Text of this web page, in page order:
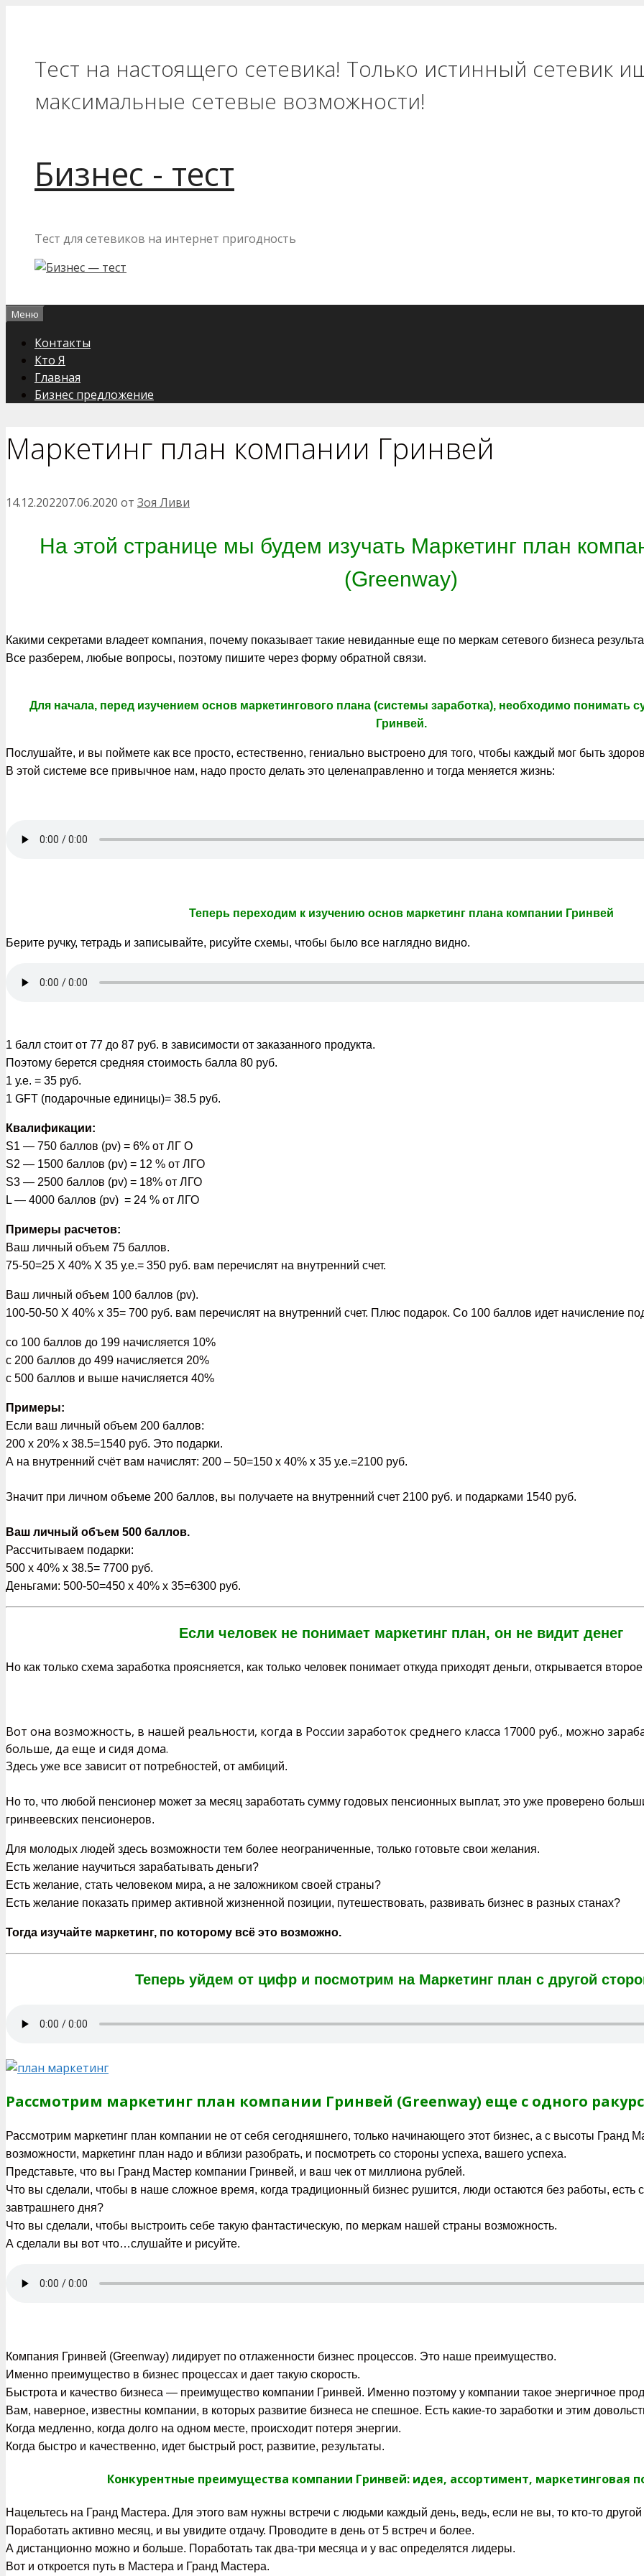
Тест на настоящего сетевика! Только истинный сетевик
максимальные сетевые возможности!
Бизнес - тест
Тест для сетевиков на интернет пригодность
Меню
Контакты
Кто Я
Главная
Бизнес предложение
Маркетинг план компании Гринвей
14.12.202207.06.2020 от Зоя Ливи
На этой странице мы будем изучать Маркетинг план
(Greenway)
Какими секретами владеет компания, почему показывает такие невиданные еще по меркам сетевого бизнеса
Все разберем, любые вопросы, поэтому пишите через форму обратной связи.
Для начала, перед изучением основ маркетингового плана (системы заработка), необходимо понимать
Гринвей.
Послушайте, и вы поймете как все просто, естественно, гениально выстроено для того, чтобы каждый мог быть
В этой системе все привычное нам, надо просто делать это целенаправленно и тогда меняется жизнь:
Теперь переходим к изучению основ маркетинг плана компании Гринвей
Берите ручку, тетрадь и записывайте, рисуйте схемы, чтобы было все наглядно видно.
1 балл стоит от 77 до 87 руб. в зависимости от заказанного продукта.
Поэтому берется средняя стоимость балла 80 руб.
1 у.е. = 35 руб.
1 GFT (подарочные единицы)= 38.5 руб.
Квалификации:
S1 — 750 баллов (pv) = 6% от ЛГ O
S2 — 1500 баллов (pv) = 12 % от ЛГО
S3 — 2500 баллов (pv) = 18% от ЛГО
L — 4000 баллов (pv) = 24 % от ЛГО
Примеры расчетов:
Ваш личный объем 75 баллов.
75-50=25 Х 40% Х 35 у.е.= 350 руб. вам перечислят на внутренний счет.
Ваш личный объем 100 баллов (pv).
100-50-50 Х 40% х 35= 700 руб. вам перечислят на внутренний счет. Плюс подарок. Со 100 баллов идет начисление
со 100 баллов до 199 начисляется 10%
с 200 баллов до 499 начисляется 20%
с 500 баллов и выше начисляется 40%
Примеры:
Если ваш личный объем 200 баллов:
200 х 20% х 38.5=1540 руб. Это подарки.
А на внутренний счёт вам начислят: 200 – 50=150 х 40% х 35 у.е.=2100 руб.
Значит при личном объеме 200 баллов, вы получаете на внутренний счет 2100 руб. и подарками 1540 руб.
Ваш личный объем 500 баллов.
Рассчитываем подарки:
500 х 40% х 38.5= 7700 руб.
Деньгами: 500-50=450 х 40% х 35=6300 руб.
Если человек не понимает маркетинг план, он не видит денег
Но как только схема заработка проясняется, как только человек понимает откуда приходят деньги, открывается
Вот она возможность, в нашей реальности, когда в России заработок среднего класса 17000 руб., можно
больше, да еще и сидя дома.
Здесь уже все зависит от потребностей, от амбиций.
Но то, что любой пенсионер может за месяц заработать сумму годовых пенсионных выплат, это уже проверено
гринвеевских пенсионеров.
Для молодых людей здесь возможности тем более неограниченные, только готовьте свои желания.
Есть желание научиться зарабатывать деньги?
Есть желание, стать человеком мира, а не заложником своей страны?
Есть желание показать пример активной жизненной позиции, путешествовать, развивать бизнес в разных станах?
Тогда изучайте маркетинг, по которому всё это возможно.
Теперь уйдем от цифр и посмотрим на Маркетинг план с другой
Рассмотрим маркетинг план компании Гринвей (Greenway) еще с одного
Рассмотрим маркетинг план компании не от себя сегодняшнего, только начинающего этот бизнес, а с высоты Гранд
возможности, маркетинг план надо и вблизи разобрать, и посмотреть со стороны успеха, вашего успеха.
Представьте, что вы Гранд Мастер компании Гринвей, и ваш чек от миллиона рублей.
Что вы сделали, чтобы в наше сложное время, когда традиционный бизнес рушится, люди остаются без работы, есть
завтрашнего дня?
Что вы сделали, чтобы выстроить себе такую фантастическую, по меркам нашей страны возможность.
А сделали вы вот что…слушайте и рисуйте.
Компания Гринвей (Greenway) лидирует по отлаженности бизнес процессов. Это наше преимущество.
Именно преимущество в бизнес процессах и дает такую скорость.
Быстрота и качество бизнеса — преимущество компании Гринвей. Именно поэтому у компании такое энергичное
Вам, наверное, известны компании, в которых развитие бизнеса не спешное. Есть какие-то заработки и этим
Когда медленно, когда долго на одном месте, происходит потеря энергии.
Когда быстро и качественно, идет быстрый рост, развитие, результаты.
Конкурентные преимущества компании Гринвей: идея, ассортимент, маркетинговая
Нацельтесь на Гранд Мастера. Для этого вам нужны встречи с людьми каждый день, ведь, если не вы, то кто-то
Поработать активно месяц, и вы увидите отдачу. Проводите в день от 5 встреч и более.
А дистанционно можно и больше. Поработать так два-три месяца и у вас определятся лидеры.
Вот и откроется путь в Мастера и Гранд Мастера.